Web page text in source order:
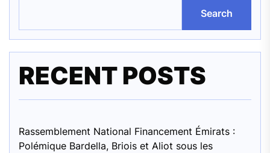
Search
RECENT POSTS
Rassemblement National Financement Émirats :
Polémique Bardella, Briois et Aliot sous les